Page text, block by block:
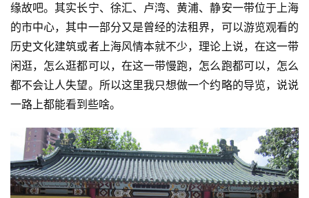
缘故吧。其实长宁、徐汇、卢湾、黄浦、静安一带位于上海
的市中心，其中一部分又是曾经的法租界，可以游览观看的
历史文化建筑或者上海风情本就不少，理论上说，在这一带
闲逛，怎么逛都可以，在这一带慢跑，怎么跑都可以，怎么
都不会让人失望。所以这里我只想做一个约略的导览，说说
一路上都能看到些啥。